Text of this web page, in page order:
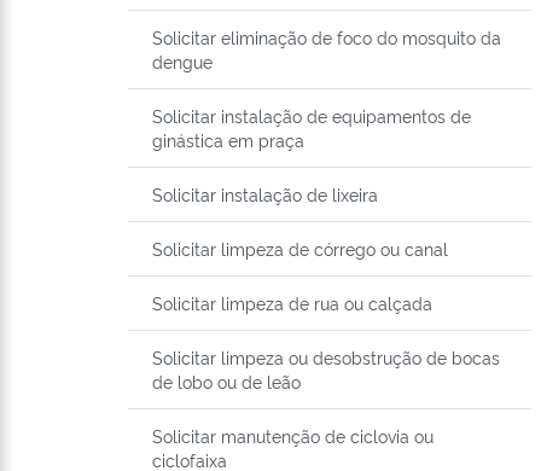
Solicitar eliminação de foco do mosquito da
dengue
Solicitar instalação de equipamentos de
ginástica em praça
Solicitar instalação de lixeira
Solicitar limpeza de córrego ou canal
Solicitar limpeza de rua ou calçada
Solicitar limpeza ou desobstrução de bocas
de lobo ou de leão
Solicitar manutenção de ciclovia ou
ciclofaixa